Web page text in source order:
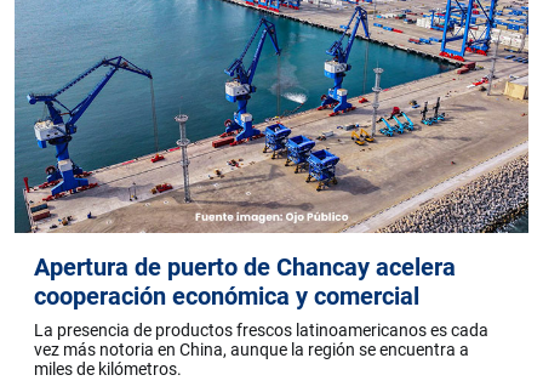
Apertura de puerto de Chancay acelera
cooperación económica y comercial
La presencia de productos frescos latinoamericanos es cada
vez más notoria en China, aunque la región se encuentra a
miles de kilómetros.